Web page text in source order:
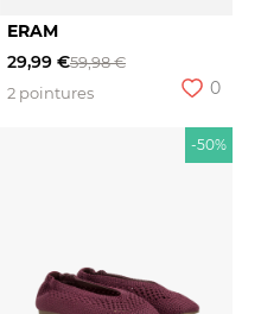
ERAM
29,99 €59,98 €
2 pointures
0
-50%